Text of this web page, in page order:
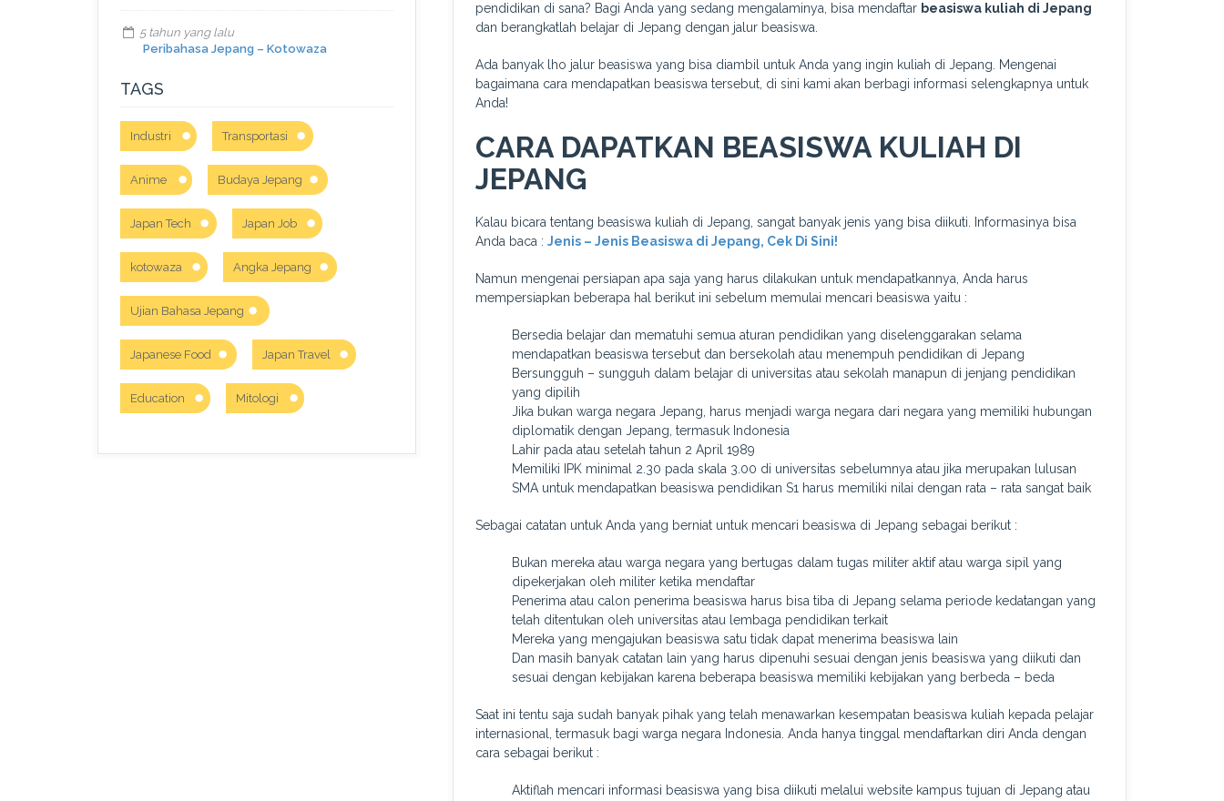
5 tahun yang lalu
Peribahasa Jepang – Kotowaza
TAGS
Industri Transportasi
Anime Budaya Jepang
Japan Tech Japan Job
kotowaza Angka Jepang
Ujian Bahasa Jepang
Japanese Food Japan Travel
Education Mitologi
pendidikan di sana? Bagi Anda yang sedang mengalaminya, bisa mendaftar beasiswa kuliah di Jepang
dan berangkatlah belajar di Jepang dengan jalur beasiswa.
Ada banyak lho jalur beasiswa yang bisa diambil untuk Anda yang ingin kuliah di Jepang. Mengenai
bagaimana cara mendapatkan beasiswa tersebut, di sini kami akan berbagi informasi selengkapnya untuk
Anda!
CARA DAPATKAN BEASISWA KULIAH DI
JEPANG
Kalau bicara tentang beasiswa kuliah di Jepang, sangat banyak jenis yang bisa diikuti. Informasinya bisa
Anda baca : Jenis – Jenis Beasiswa di Jepang, Cek Di Sini!
Namun mengenai persiapan apa saja yang harus dilakukan untuk mendapatkannya, Anda harus
mempersiapkan beberapa hal berikut ini sebelum memulai mencari beasiswa yaitu :
Bersedia belajar dan mematuhi semua aturan pendidikan yang diselenggarakan selama
mendapatkan beasiswa tersebut dan bersekolah atau menempuh pendidikan di Jepang
Bersungguh – sungguh dalam belajar di universitas atau sekolah manapun di jenjang pendidikan
yang dipilih
Jika bukan warga negara Jepang, harus menjadi warga negara dari negara yang memiliki hubungan
diplomatik dengan Jepang, termasuk Indonesia
Lahir pada atau setelah tahun 2 April 1989
Memiliki IPK minimal 2.30 pada skala 3.00 di universitas sebelumnya atau jika merupakan lulusan
SMA untuk mendapatkan beasiswa pendidikan S1 harus memiliki nilai dengan rata – rata sangat baik
Sebagai catatan untuk Anda yang berniat untuk mencari beasiswa di Jepang sebagai berikut :
Bukan mereka atau warga negara yang bertugas dalam tugas militer aktif atau warga sipil yang
dipekerjakan oleh militer ketika mendaftar
Penerima atau calon penerima beasiswa harus bisa tiba di Jepang selama periode kedatangan yang
telah ditentukan oleh universitas atau lembaga pendidikan terkait
Mereka yang mengajukan beasiswa satu tidak dapat menerima beasiswa lain
Dan masih banyak catatan lain yang harus dipenuhi sesuai dengan jenis beasiswa yang diikuti dan
sesuai dengan kebijakan karena beberapa beasiswa memiliki kebijakan yang berbeda – beda
Saat ini tentu saja sudah banyak pihak yang telah menawarkan kesempatan beasiswa kuliah kepada pelajar
internasional, termasuk bagi warga negara Indonesia. Anda hanya tinggal mendaftarkan diri Anda dengan
cara sebagai berikut :
Aktiflah mencari informasi beasiswa yang bisa diikuti melalui website kampus tujuan di Jepang atau